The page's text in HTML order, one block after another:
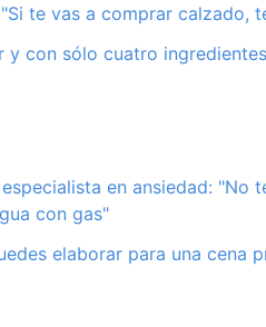
te vas a comprar calzado,
y con sólo cuatro
en ansiedad: "No
con gas"
elaborar para una cena